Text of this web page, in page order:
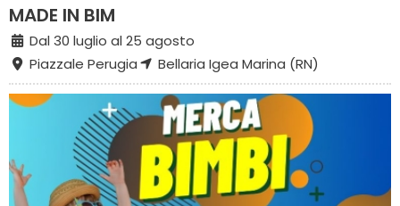
MADE IN BIM
Dal 30 luglio al 25 agosto
Piazzale Perugia
Bellaria Igea Marina (RN)